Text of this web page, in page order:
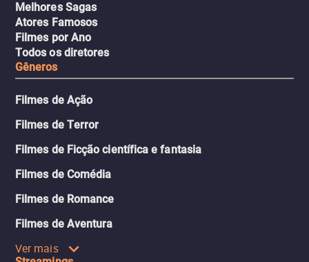
Melhores Sagas
Atores Famosos
Filmes por Ano
Todos os diretores
Gêneros
Filmes de Ação
Filmes de Terror
Filmes de Ficção científica e fantasia
Filmes de Comédia
Filmes de Romance
Filmes de Aventura
Ver mais